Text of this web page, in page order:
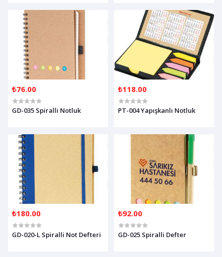
₺76.00
GD-035 Spiralli Notluk
₺118.00
PT-004 Yapışkanlı Notluk
₺180.00
GD-020-L Spiralli Not Defteri
₺92.00
GD-025 Spiralli Defter